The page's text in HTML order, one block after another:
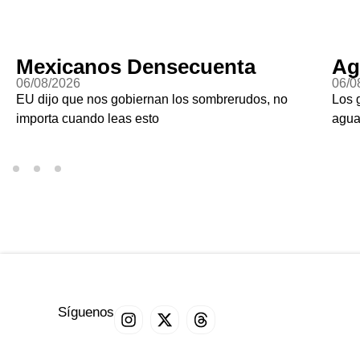
Mexicanos Densecuenta
06/08/2026
EU dijo que nos gobiernan los sombrerudos, no
importa cuando leas esto
06/
Los
Síguenos